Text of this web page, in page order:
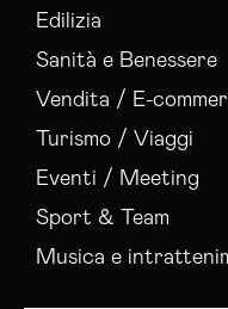
Edilizia
Sanità e Benessere
Vendita / E-
Turismo / Viaggi
Eventi / Meeting
Sport & Team
Musica e